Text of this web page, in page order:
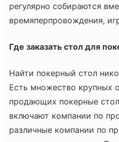
регулярно собираются
времяперпровождения,
Где заказать стол для
Найти покерный стол
Есть множество крупных
продающих покерные
включают компании по
различные компании по